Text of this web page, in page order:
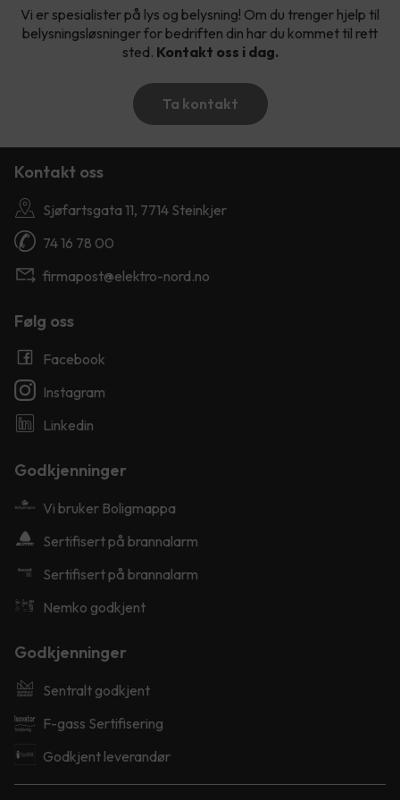
Vi er spesialister på lys og belysning! Om du trenger hjelp til
belysningsløsninger for bedriften din har du kommet til rett
sted. Kontakt oss i dag.
Ta kontakt
Kontakt oss
Sjøfartsgata 11, 7714 Steinkjer
74 16 78 00
firmapost@elektro-nord.no
Følg oss
Facebook
Instagram
Linkedin
Godkjenninger
Vi bruker Boligmappa
Sertifisert på brannalarm
Sertifisert på brannalarm
Nemko godkjent
Godkjenninger
Sentralt godkjent
F-gass Sertifisering
Godkjent leverandør